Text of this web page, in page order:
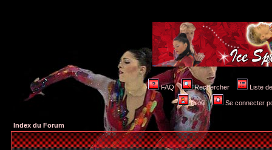
FAQ Rechercher Liste
Profil Se connecter
Index du Forum